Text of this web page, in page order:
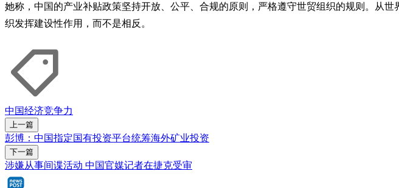
她称，中国的产业补贴政策坚持开放、公平、合规的原则，严格遵守世贸组织的规则。从
织发挥建设性作用，而不是相反。
中国经济竞争力
上一篇
彭博：中国指定国有投资平台统筹海外矿业投资
下一篇
涉嫌从事间谍活动 中国官媒记者在捷克受审